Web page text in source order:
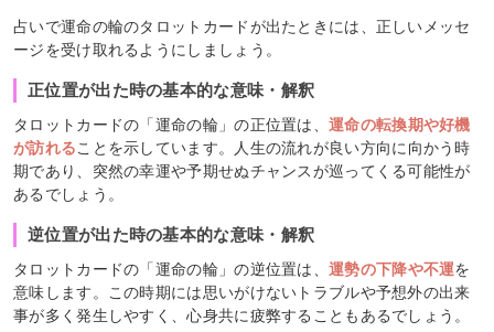
占いで運命の輪のタロットカードが出たときには、正しいメッセ
ージを受け取れるようにしましょう。
正位置が出た時の基本的な意味・解釈
タロットカードの「運命の輪」の正位置は、運命の転換期や好機
が訪れることを示しています。人生の流れが良い方向に向かう時
期であり、突然の幸運や予期せぬチャンスが巡ってくる可能性が
あるでしょう。
逆位置が出た時の基本的な意味・解釈
タロットカードの「運命の輪」の逆位置は、運勢の下降や不運を
意味します。この時期には思いがけないトラブルや予想外の出来
事が多く発生しやすく、心身共に疲弊することもあるでしょう。